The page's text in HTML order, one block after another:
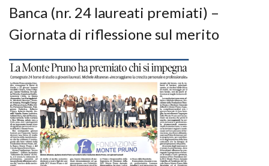
Banca (nr. 24 laureati premiati) –
Giornata di riflessione sul merito